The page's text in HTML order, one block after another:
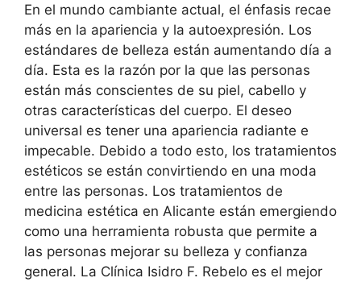
En el mundo cambiante actual, el énfasis recae
más en la apariencia y la autoexpresión. Los
estándares de belleza están aumentando día a
día. Esta es la razón por la que las personas
están más conscientes de su piel, cabello y
otras características del cuerpo. El deseo
universal es tener una apariencia radiante e
impecable. Debido a todo esto, los tratamientos
estéticos se están convirtiendo en una moda
entre las personas. Los tratamientos de
medicina estética en Alicante están emergiendo
como una herramienta robusta que permite a
las personas mejorar su belleza y confianza
general. La Clínica Isidro F. Rebelo es el mejor